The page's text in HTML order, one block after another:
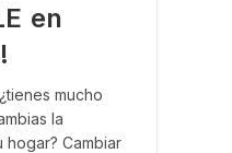
en
mucho
la
Cambiar